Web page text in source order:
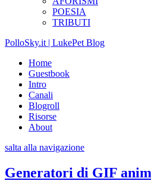
POESIA
TRIBUTI
PolloSky.it | LukePet Blog
Home
Guestbook
Intro
Canali
Blogroll
Risorse
About
salta alla navigazione
Generatori di GIF